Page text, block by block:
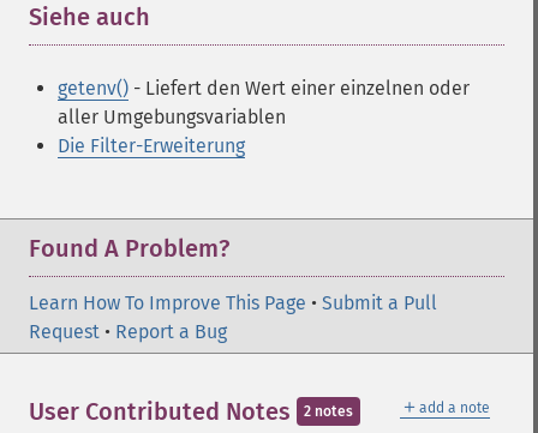
Siehe auch
getenv() - Liefert den Wert einer einzelnen oder
aller Umgebungsvariablen
Die Filter-Erweiterung
Found A Problem?
Learn How To Improve This Page • Submit a Pull
Request • Report a Bug
＋ add a note
User Contributed Notes 2 notes